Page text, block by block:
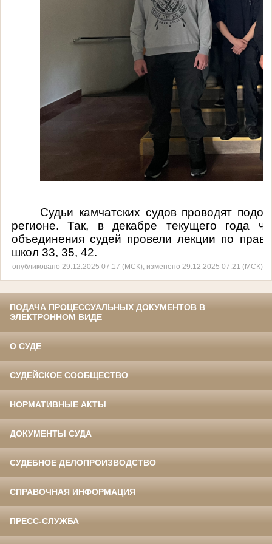
Судьи камчатских судов проводят
регионе. Так, в декабре текущего года
объединения судей провели лекции по
школ 33, 35, 42.
опубликовано 29.12.2025 07:17 (МСК), изменено 29.12.2025 07:21 (МСК)
ПОДАЧА ПРОЦЕССУАЛЬНЫХ ДОКУМЕНТОВ В
ЭЛЕКТРОННОМ ВИДЕ
О СУДЕ
СУДЕЙСКОЕ СООБЩЕСТВО
НОРМАТИВНЫЕ АКТЫ
ДОКУМЕНТЫ СУДА
СУДЕБНОЕ ДЕЛОПРОИЗВОДСТВО
СПРАВОЧНАЯ ИНФОРМАЦИЯ
ПРЕСС-СЛУЖБА